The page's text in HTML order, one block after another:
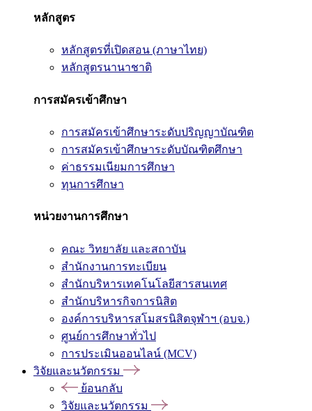
หลักสูตร
หลักสูตรที่เปิดสอน (ภาษาไทย)
หลักสูตรนานาชาติ
การสมัครเข้าศึกษา
การสมัครเข้าศึกษาระดับปริญญาบัณฑิต
การสมัครเข้าศึกษาระดับบัณฑิตศึกษา
ค่าธรรมเนียมการศึกษา
ทุนการศึกษา
หน่วยงานการศึกษา
คณะ วิทยาลัย และสถาบัน
สำนักงานการทะเบียน
สำนักบริหารเทคโนโลยีสารสนเทศ
สำนักบริหารกิจการนิสิต
องค์การบริหารสโมสรนิสิตจุฬาฯ (อบจ.)
ศูนย์การศึกษาทั่วไป
การประเมินออนไลน์ (MCV)
วิจัยและนวัตกรรม
ย้อนกลับ
วิจัยและนวัตกรรม